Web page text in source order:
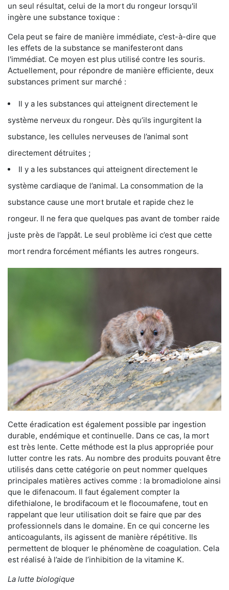
un seul résultat, celui de la mort du rongeur lorsqu'il
ingère une substance toxique :
Cela peut se faire de manière immédiate, c’est-à-dire que
les effets de la substance se manifesteront dans
l'immédiat. Ce moyen est plus utilisé contre les souris.
Actuellement, pour répondre de manière efficiente, deux
substances priment sur marché :
Il y a les substances qui atteignent directement le
système nerveux du rongeur. Dès qu’ils ingurgitent la
substance, les cellules nerveuses de l’animal sont
directement détruites ;
Il y a les substances qui atteignent directement le
système cardiaque de l’animal. La consommation de la
substance cause une mort brutale et rapide chez le
rongeur. Il ne fera que quelques pas avant de tomber raide
juste près de l’appât. Le seul problème ici c’est que cette
mort rendra forcément méfiants les autres rongeurs.
Cette éradication est également possible par ingestion
durable, endémique et continuelle. Dans ce cas, la mort
est très lente. Cette méthode est la plus appropriée pour
lutter contre les rats. Au nombre des produits pouvant être
utilisés dans cette catégorie on peut nommer quelques
principales matières actives comme : la bromadiolone ainsi
que le difenacoum. Il faut également compter la
difethialone, le brodifacoum et le flocoumafene, tout en
rappelant que leur utilisation doit se faire que par des
professionnels dans le domaine. En ce qui concerne les
anticoagulants, ils agissent de manière répétitive. Ils
permettent de bloquer le phénomène de coagulation. Cela
est réalisé à l’aide de l’inhibition de la vitamine K.
La lutte biologique